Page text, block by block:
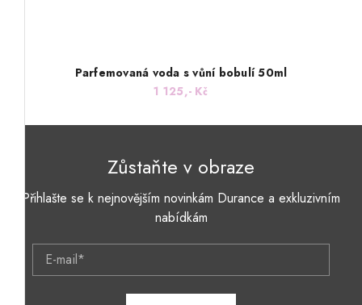
Parfemovaná voda s vůní bobulí 50ml
1 125,- Kč
Zůstaňte v obraze
Přihlašte se k nejnovějším novinkám Durance a exkluzivním
nabídkám
E-mail*